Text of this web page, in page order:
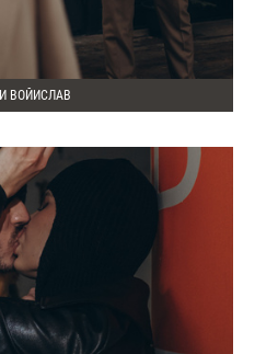
ВОЙИСЛАВ